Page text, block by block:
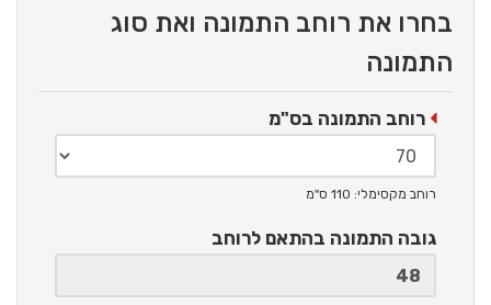
בחרו את רוחב התמונה ואת סוג
התמונה
רוחב התמונה בס"מ
רוחב מקסימלי: 110 ס"מ
גובה התמונה בהתאם לרוחב